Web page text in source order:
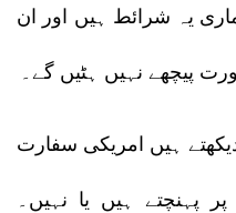
یہ شرائط ہیں اور ان
پیچھے نہیں ہٹیں گے۔
ہیں امریکی سفارت
پہنچتے ہیں یا نہیں۔